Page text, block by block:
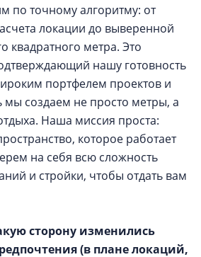
по точному алгоритму: от
локации до выверенной
квадратного метра. Это
нашу готовность
портфелем проектов и
мы создаем не просто метры, а
Наша миссия проста:
которое работает
на себя всю сложность
и стройки, чтобы отдать вам
сторону изменились
(в плане локаций,